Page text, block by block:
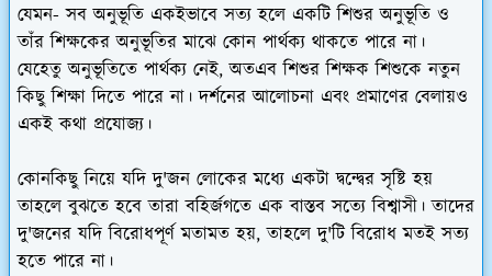
যেমন- সব অনুভূতি একইভাবে সত্য হলে একটি শিশুর অনুভূতি ও
তাঁর শিক্ষকের অনুভূতির মাঝে কোন পার্থক্য থাকতে পারে না।
যেহেতু অনুভূতিতে পার্থক্য নেই, অতএব শিশুর শিক্ষক শিশুকে নতুন
কিছু শিক্ষা দিতে পারে না। দর্শনের আলোচনা এবং প্রমাণের বেলায়ও
একই কথা প্রযোজ্য।
কোনকিছু নিয়ে যদি দু'জন লোকের মধ্যে একটা দ্বন্দ্বের সৃষ্টি হয়
তাহলে বুঝতে হবে তারা বহির্জগতে এক বাস্তব সত্যে বিশ্বাসী। তাদের
দু'জনের যদি বিরোধপূর্ণ মতামত হয়, তাহলে দু'টি বিরোধ মতই সত্য
হতে পারে না।